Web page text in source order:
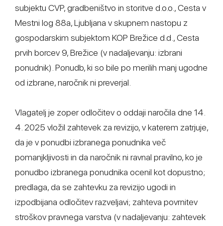
subjektu CVP, gradbeništvo in storitve d.o.o., Cesta v
Mestni log 88a, Ljubljana v skupnem nastopu z
gospodarskim subjektom KOP Brežice d.d., Cesta
prvih borcev 9, Brežice (v nadaljevanju: izbrani
ponudnik). Ponudb, ki so bile po merilih manj ugodne
od izbrane, naročnik ni preverjal.
Vlagatelj je zoper odločitev o oddaji naročila dne 14.
4. 2025 vložil zahtevek za revizijo, v katerem zatrjuje,
da je v ponudbi izbranega ponudnika več
pomanjkljivosti in da naročnik ni ravnal pravilno, ko je
ponudbo izbranega ponudnika ocenil kot dopustno;
predlaga, da se zahtevku za revizijo ugodi in
izpodbijana odločitev razveljavi; zahteva povrnitev
stroškov pravnega varstva (v nadaljevanju: zahtevek